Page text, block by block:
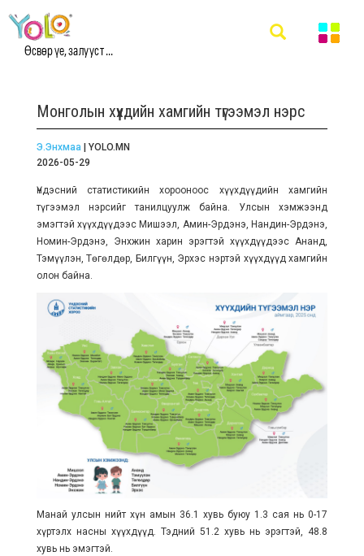
Өсвөр үе, залууст ...
Монголын хүүхдийн хамгийн түгээмэл нэрс
Э.Энхмаа| YOLO.MN
2026-05-29
Үндэсний статистикийн хорооноос хүүхдүүдийн хамгийн
түгээмэл нэрсийг танилцуулж байна. Улсын хэмжээнд
эмэгтэй хүүхдүүдээс Мишээл, Амин-Эрдэнэ, Нандин-Эрдэнэ,
Номин-Эрдэнэ, Энхжин харин эрэгтэй хүүхдүүдээс Ананд,
Тэмүүлэн, Төгөлдөр, Билгүүн, Эрхэс нэртэй хүүхдүүд хамгийн
олон байна.
Манай улсын нийт хүн амын 36.1 хувь буюу 1.3 сая нь 0-17
хүртэлх насны хүүхдүүд. Тэдний 51.2 хувь нь эрэгтэй, 48.8
хувь нь эмэгтэй.